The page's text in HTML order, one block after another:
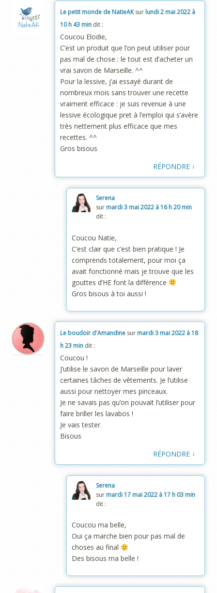
Le petit monde de NatieAKsur lundi 2 mai 2022 à
10 h 43 min dit :
Coucou Elodie,
C’est un produit que l’on peut utiliser pour
pas mal de chose : le tout est d’acheter un
vrai savon de Marseille. ^^
Pour la lessive, j’ai essayé durant de
nombreux mois sans trouver une recette
vraiment efficace : je suis revenue à une
lessive écologique pret à l’emploi qui s’avère
très nettement plus efficace que mes
recettes. ^^
Gros bisous
RÉPONDRE ↓
Serena
sur mardi 3 mai 2022 à 16 h 20 min
dit :
Coucou Natie,
C’est clair que c’est bien pratique ! Je
comprends totalement, pour moi ça
avait fonctionné mais je trouve que les
gouttes d’HE font la différence
Gros bisous à toi aussi !
Le boudoir d'Amandine sur mardi 3 mai 2022 à 18
h 23 min dit :
Coucou !
J’utilise le savon de Marseille pour laver
certaines tâches de vêtements. Je l’utilise
aussi pour nettoyer mes pinceaux.
Je ne savais pas qu’on pouvait l’utiliser pour
faire briller les lavabos !
Je vais tester.
Bisous
RÉPONDRE ↓
Serena
sur mardi 17 mai 2022 à 17 h 03 min
dit :
Coucou ma belle,
Oui ça marche bien pour pas mal de
choses au final
Des bisous ma belle !